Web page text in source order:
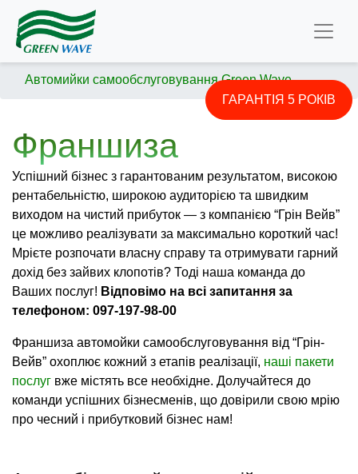
Автомийки самообслуговування Green Wave
Франшиза
Успішний бізнес з гарантованим результатом, високою
рентабельністю, широкою аудиторією та швидким
виходом на чистий прибуток — з компанією “Грін Вейв”
це можливо реалізувати за максимально короткий час!
Мрієте розпочати власну справу та отримувати гарний
дохід без зайвих клопотів? Тоді наша команда до
Ваших послуг! Відповімо на всі запитання за
телефоном: 097-197-98-00
Франшиза автомойки самообслуговування від “Грін-
Вейв” охоплює кожний з етапів реалізації, наші пакети
послуг вже містять все необхідне. Долучайтеся до
команди успішних бізнесменів, що довірили свою мрію
про чесний і прибутковий бізнес нам!
ГАРАНТІЯ 5 РОКІВ